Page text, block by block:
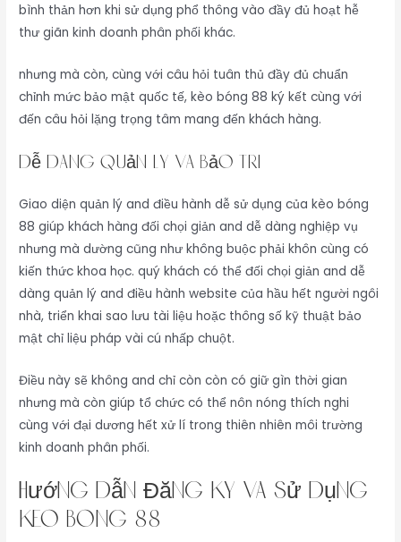
bình thản hơn khi sử dụng phổ thông vào đầy đủ hoạt hễ
thư giãn kinh doanh phân phối khác.
nhưng mà còn, cùng với câu hỏi tuân thủ đầy đủ chuẩn
chỉnh mức bảo mật quốc tế, kèo bóng 88 ký kết cùng với
đến câu hỏi lặng trọng tâm mang đến khách hàng.
Dễ Dàng Quản Lý Và Bảo Trì
Giao diện quản lý and điều hành dễ sử dụng của kèo bóng
88 giúp khách hàng đối chọi giản and dễ dàng nghiệp vụ
nhưng mà dường cũng như không buộc phải khôn cùng có
kiến thức khoa học. quý khách có thể đối chọi giản and dễ
dàng quản lý and điều hành website của hầu hết người ngôi
nhà, triển khai sao lưu tài liệu hoặc thông số kỹ thuật bảo
mật chỉ liệu pháp vài cú nhấp chuột.
Điều này sẽ không and chỉ còn còn có giữ gìn thời gian
nhưng mà còn giúp tổ chức có thể nôn nóng thích nghi
cùng với đại dương hết xử lí trong thiên nhiên môi trường
kinh doanh phân phối.
Hướng Dẫn Đăng Ký Và Sử Dụng
kèo bóng 88